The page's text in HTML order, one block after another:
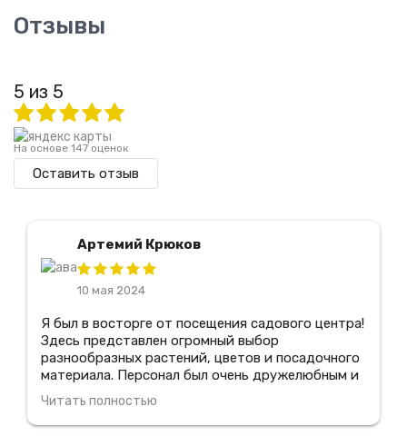
Отзывы
5 из 5
На основе 147 оценок
Оставить отзыв
Артемий Крюков
10 мая 2024
Я был в восторге от посещения садового центра!
Здесь представлен огромный выбор
разнообразных растений, цветов и посадочного
материала. Персонал был очень дружелюбным и
предоставил мне всю необходимую информацию
по уходу за растениями. Я также оценил
прекрасное качество продукции и отличные
Читать полностью